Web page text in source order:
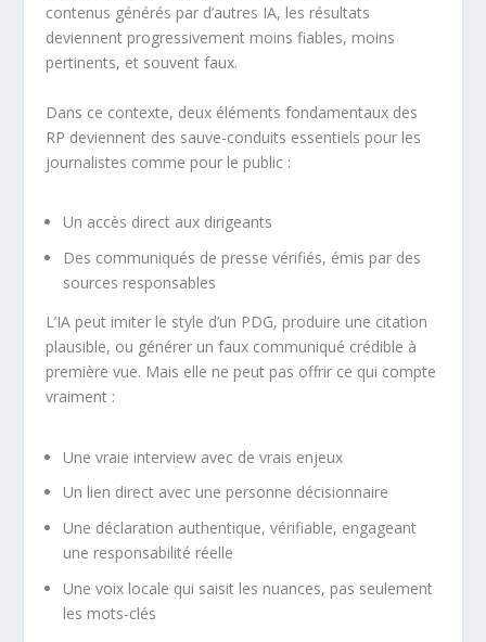
contenus générés par d’autres IA, les résultats
deviennent progressivement moins fiables, moins
pertinents, et souvent faux.
Dans ce contexte, deux éléments fondamentaux des
RP deviennent des sauve-conduits essentiels pour les
journalistes comme pour le public :
Un accès direct aux dirigeants
Des communiqués de presse vérifiés, émis par des
sources responsables
L’IA peut imiter le style d’un PDG, produire une citation
plausible, ou générer un faux communiqué crédible à
première vue. Mais elle ne peut pas offrir ce qui compte
vraiment :
Une vraie interview avec de vrais enjeux
Un lien direct avec une personne décisionnaire
Une déclaration authentique, vérifiable, engageant
une responsabilité réelle
Une voix locale qui saisit les nuances, pas seulement
les mots-clés